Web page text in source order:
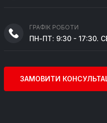
ГРАФІК РОБОТИ
ПН-ПТ: 9:30 - 17:30.
ЗАМОВИТИ